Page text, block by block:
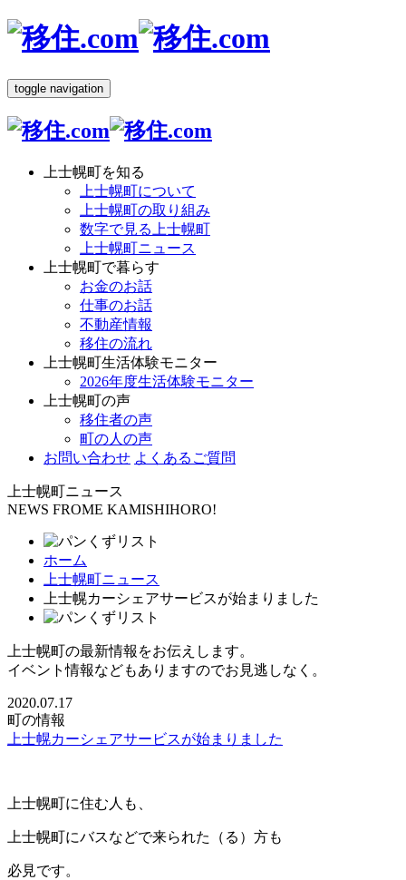
toggle navigation
上士幌町を知る
上士幌町について
上士幌町の取り組み
数字で見る上士幌町
上士幌町ニュース
上士幌町で暮らす
お金のお話
仕事のお話
不動産情報
移住の流れ
上士幌町生活体験モニター
2026年度生活体験モニター
上士幌町の声
移住者の声
町の人の声
お問い合わせ よくあるご質問
上士幌町ニュース
NEWS FROME KAMISHIHORO!
ホーム
上士幌町ニュース
上士幌カーシェアサービスが始まりました
上士幌町の最新情報をお伝えします。
イベント情報などもありますのでお見逃しなく。
2020.07.17
町の情報
上士幌カーシェアサービスが始まりました
上士幌町に住む人も、
上士幌町にバスなどで来られた（る）方も
必見です。